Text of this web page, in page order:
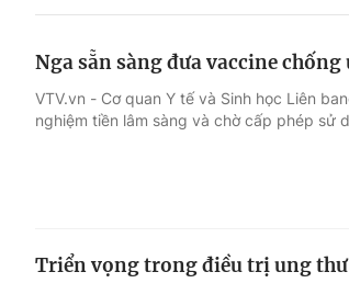
Thế giới đó đây
Thị
Nga sẵn sàng đưa vaccine
VTV.vn - Cơ quan Y tế và Sinh học Liên
nghiệm tiền lâm sàng và chờ cấp phép sử
Triển vọng trong điều trị ung